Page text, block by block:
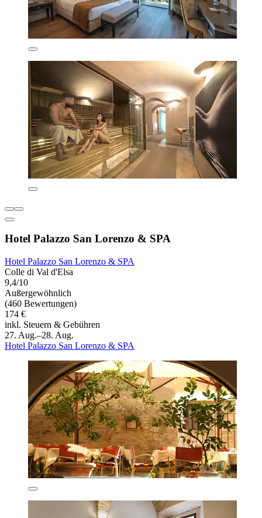
Hotel Palazzo San Lorenzo & SPA
Hotel Palazzo San Lorenzo & SPA
Colle di Val d'Elsa
9,4/10
Außergewöhnlich
(460 Bewertungen)
174 €
inkl. Steuern & Gebühren
27. Aug.–28. Aug.
Hotel Palazzo San Lorenzo & SPA